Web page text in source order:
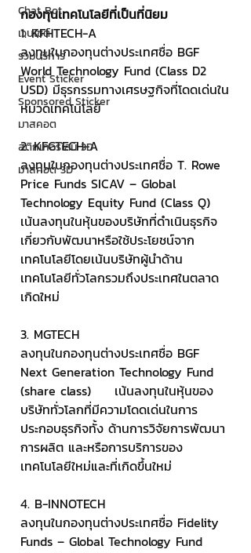
Chat Bot
เวบไซต์
รวมบริการ
Event Sticker
Sponsored Sticker
มาสคอต
สติกเกอร์ไลน์ 3D
มาสคอต 3D
กองทุนเทคโนโลยีที่เป็นที่นิยม
1. KFHTECH-A
ลงทุนในกองทุนต่างประเทศชื่อ BGF
World Technology Fund (Class D2
USD) มีธุรกรรมทางเศรษฐกิจที่โดดเด่นใน
หมวดเทคโนโลยี
2. KFGTECH-A
ลงทุนในกองทุนต่างประเทศชื่อ T. Rowe
Price Funds SICAV – Global
Technology Equity Fund (Class Q)
เน้นลงทุนในหุ้นของบริษัทที่ดำเนินธุรกิจ
เกี่ยวกับพัฒนาหรือใช้ประโยชน์จาก
เทคโนโลยีโดยเน้นบริษัทผู้นำด้าน
เทคโนโลยีทั่วโลกรวมถึงประเทศในตลาด
เกิดใหม่
3. MGTECH
ลงทุนในกองทุนต่างประเทศชื่อ BGF
Next Generation Technology Fund
(share class) 	เน้นลงทุนในหุ้นของ
บริษัททั่วโลกที่มีความโดดเด่นในการ
ประกอบธุรกิจทั้ง ด้านการวิจัยการพัฒนา
การผลิต และหรือการบริการของ
เทคโนโลยีใหม่และที่เกิดขึ้นใหม่
4. B-INNOTECH
ลงทุนในกองทุนต่างประเทศชื่อ Fidelity
Funds – Global Technology Fund